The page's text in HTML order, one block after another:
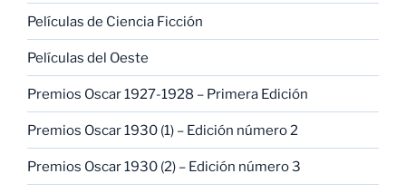
Películas de Ciencia Ficción
Películas del Oeste
Premios Oscar 1927-1928 – Primera Edición
Premios Oscar 1930 (1) – Edición número 2
Premios Oscar 1930 (2) – Edición número 3